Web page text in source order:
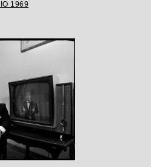
1969